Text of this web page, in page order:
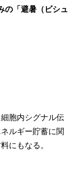
の「避暑（ビシュ
胞内シグナル伝
ルギー貯蓄に関
にもなる。